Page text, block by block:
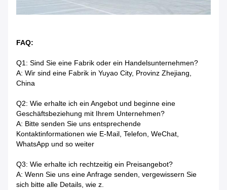
FAQ:
Q1: Sind Sie eine Fabrik oder ein Handelsunternehmen?
A: Wir sind eine Fabrik in Yuyao City, Provinz Zhejiang,
China
Q2: Wie erhalte ich ein Angebot und beginne eine
Geschäftsbeziehung mit Ihrem Unternehmen?
A: Bitte senden Sie uns entsprechende
Kontaktinformationen wie E-Mail, Telefon, WeChat,
WhatsApp und so weiter
Q3: Wie erhalte ich rechtzeitig ein Preisangebot?
A: Wenn Sie uns eine Anfrage senden, vergewissern Sie
sich bitte alle Details, wie z.